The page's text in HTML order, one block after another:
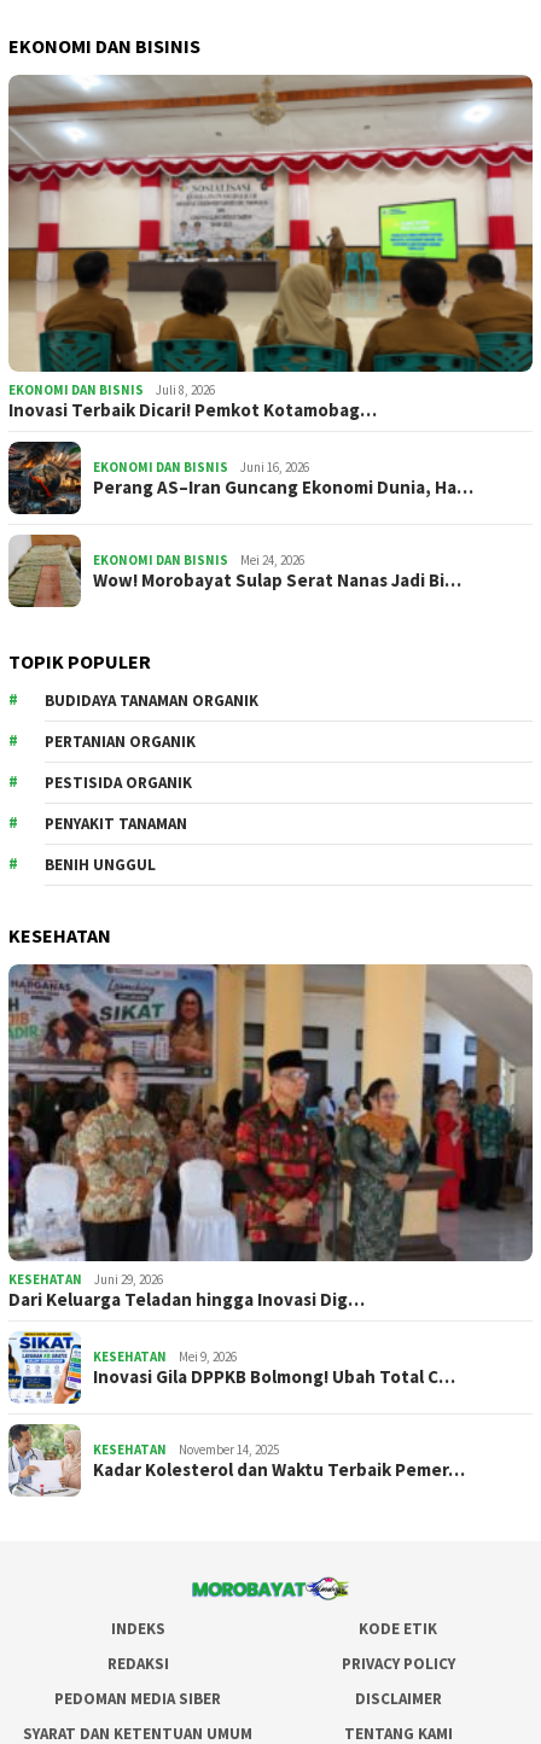
EKONOMI DAN BISINIS
EKONOMI DAN BISNIS Juli 8, 2026
Inovasi Terbaik Dicari! Pemkot Kotamobag…
EKONOMI DAN BISNIS Juni 16, 2026
Perang AS–Iran Guncang Ekonomi Dunia, Ha…
EKONOMI DAN BISNIS Mei 24, 2026
Wow! Morobayat Sulap Serat Nanas Jadi Bi…
TOPIK POPULER
BUDIDAYA TANAMAN ORGANIK
PERTANIAN ORGANIK
PESTISIDA ORGANIK
PENYAKIT TANAMAN
BENIH UNGGUL
KESEHATAN
KESEHATAN Juni 29, 2026
Dari Keluarga Teladan hingga Inovasi Dig…
KESEHATAN Mei 9, 2026
Inovasi Gila DPPKB Bolmong! Ubah Total C…
KESEHATAN November 14, 2025
Kadar Kolesterol dan Waktu Terbaik Pemer…
INDEKS
KODE ETIK
REDAKSI
PRIVACY POLICY
PEDOMAN MEDIA SIBER
DISCLAIMER
SYARAT DAN KETENTUAN UMUM
TENTANG KAMI